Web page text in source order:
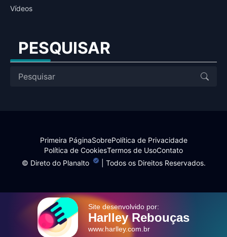
Vídeos
PESQUISAR
© Direto do Planalto | Todos os Direitos Reservados.
Primeira PáginaSobrePolítica de Privacidade
Política de CookiesTermos de UsoContato
Site desenvolvido por:
Harlley Rebouças
www.harlley.com.br